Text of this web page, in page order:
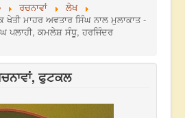
ਰਚਨਾਵਾਂ
ਲੇਖ
ਮਾਹਰ ਅਵਤਾਰ ਸਿੰਘ ਨਾਲ ਮੁਲਾਕਾਤ -
ਪਲਾਹੀ, ਕਮਲੇਸ਼ ਸੰਧੂ, ਹਰਜਿੰਦਰ
ਫੁਟਕਲ